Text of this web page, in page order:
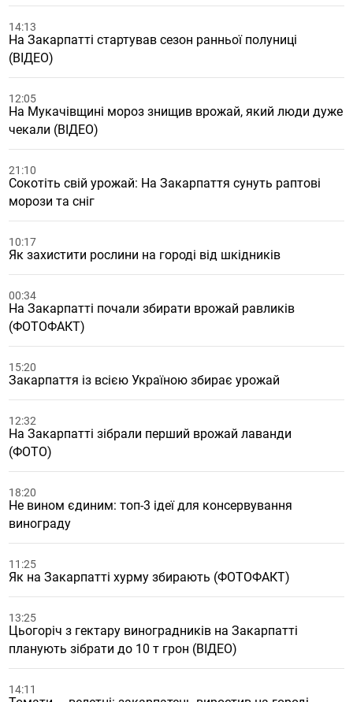
14:13
На Закарпатті стартував сезон ранньої полуниці
(ВІДЕО)
12:05
На Мукачівщині мороз знищив врожай, який люди дуже
чекали (ВІДЕО)
21:10
Сокотіть свій урожай: На Закарпаття сунуть раптові
морози та сніг
10:17
Як захистити рослини на городі від шкідників
00:34
На Закарпатті почали збирати врожай равликів
(ФОТОФАКТ)
15:20
Закарпаття із всією Україною збирає урожай
12:32
На Закарпатті зібрали перший врожай лаванди
(ФОТО)
18:20
Не вином єдиним: топ-3 ідеї для консервування
винограду
11:25
Як на Закарпатті хурму збирають (ФОТОФАКТ)
13:25
Цьогоріч з гектару виноградників на Закарпатті
планують зібрати до 10 т грон (ВІДЕО)
14:11